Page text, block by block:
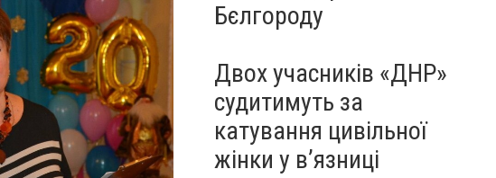
Бєлгороду
Двох учасників «ДНР»
судитимуть за
катування цивільної
жінки у в’язниці